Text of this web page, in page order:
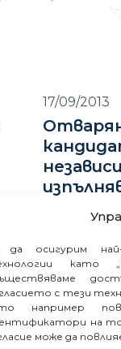
да осигурим най-
като
с тези
например
на
може да
17/09/2013
Контакти
Сигнали